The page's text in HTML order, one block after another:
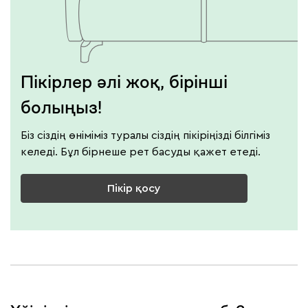
Пікірлер әлі жоқ, бірінші
болыңыз!
Біз сіздің өніміміз туралы сіздің пікіріңізді білгіміз
келеді. Бұл бірнеше рет басуды қажет етеді.
Пікір қосу